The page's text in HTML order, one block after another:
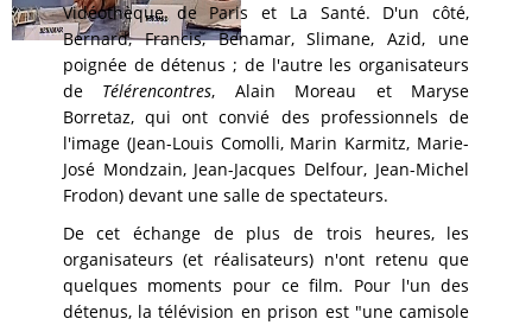
Vidéothèque de Paris et La Santé. D'un côté,
Bernard, Francis, Benamar, Slimane, Azid, une
poignée de détenus ; de l'autre les organisateurs
de Télérencontres, Alain Moreau et Maryse
Borretaz, qui ont convié des professionnels de
l'image (Jean-Louis Comolli, Marin Karmitz, Marie-
José Mondzain, Jean-Jacques Delfour, Jean-Michel
Frodon) devant une salle de spectateurs.
De cet échange de plus de trois heures, les
organisateurs (et réalisateurs) n'ont retenu que
quelques moments pour ce film. Pour l'un des
détenus, la télévision en prison est "une camisole